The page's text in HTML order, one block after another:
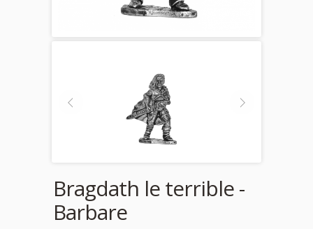
Bragdath le terrible -
Barbare